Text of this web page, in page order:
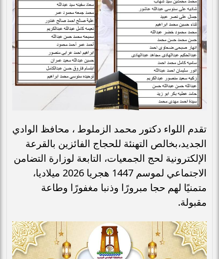
تقدم اللواء دكتور محمد الزملوط ، محافظ الوادي
الجديد،بخالص التهنئة للحجاج الفائزين بالقرعة
الإلكترونية لحج الجمعيات، التابعة لوزارة التضامن
الاجتماعي لموسم 1447 هجريا 2026 ميلاديا،
متمنيًا لهم حجا مبرورًا وذنبا مغفورًا وطاعة
مقبولة.